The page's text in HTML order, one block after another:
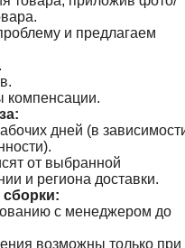
и предлагаем
компенсации.
дней (в
от выбранной
и региона доставки.
сборки:
с менеджером до
возможны только при